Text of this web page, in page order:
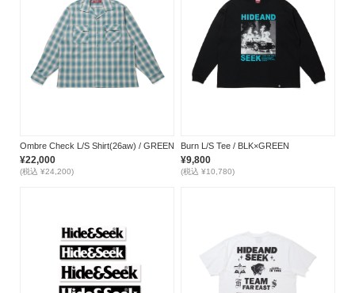
Ombre Check L/S Shirt(26aw) / GREEN
¥22,000
(税込 ¥24,200)
Burn L/S Tee / BLK×GREEN
¥9,800
(税込 ¥10,780)